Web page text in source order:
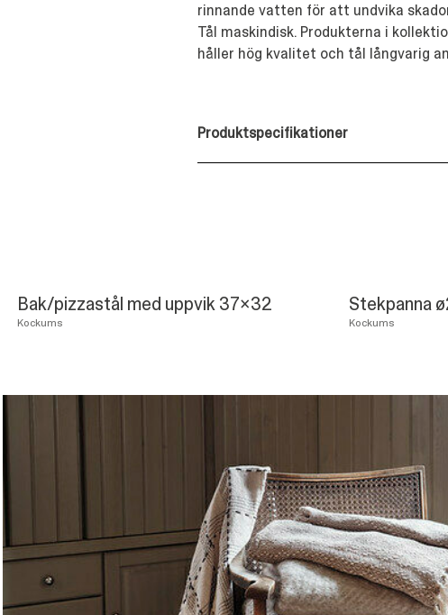
rinnande vatten för att undvika
Tål maskindisk. Produkterna i
håller hög kvalitet och tål långvarig
Produktspecifikationer
Bak/pizzastål med uppvik 37x32
Kockums
Stekpanna
Kockums